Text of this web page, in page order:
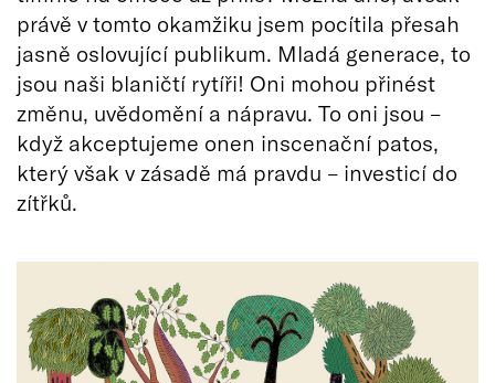
právě v tomto okamžiku jsem pocítila přesah
jasně oslovující publikum. Mladá generace, to
jsou naši blaničtí rytíři! Oni mohou přinést
změnu, uvědomění a nápravu. To oni jsou –
když akceptujeme onen inscenační patos,
který však v zásadě má pravdu – investicí do
zítřků.